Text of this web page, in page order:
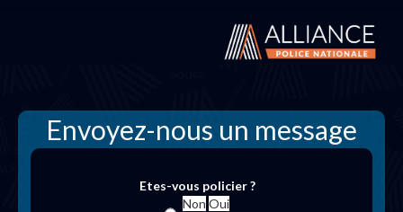
Envoyez-nous un message
Etes-vous policier ?
Non Oui